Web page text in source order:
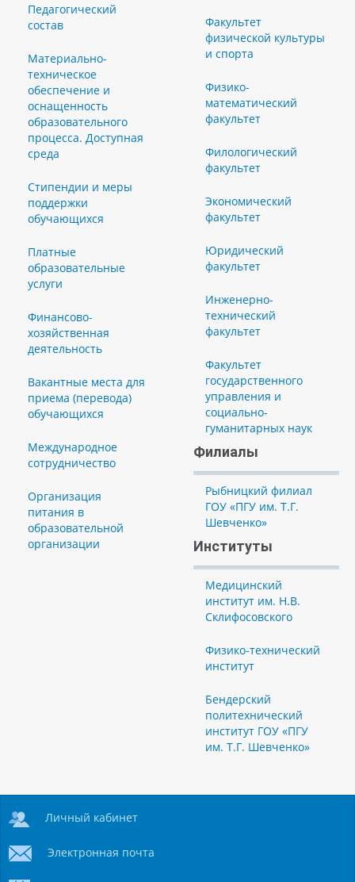
Педагогический
состав
Материально-
техническое
обеспечение и
оснащенность
образовательного
процесса. Доступная
среда
Стипендии и меры
поддержки
обучающихся
Платные
образовательные
услуги
Финансово-
хозяйственная
деятельность
Вакантные места для
приема (перевода)
обучающихся
Международное
сотрудничество
Организация
питания в
образовательной
организации
Факультет
физической культуры
и спорта
Физико-
математический
факультет
Филологический
факультет
Экономический
факультет
Юридический
факультет
Инженерно-
технический
факультет
Факультет
государственного
управления и
социально-
гуманитарных наук
Филиалы
Рыбницкий филиал
ГОУ «ПГУ им. Т.Г.
Шевченко»
Институты
Медицинский
институт им. Н.В.
Склифосовского
Физико-технический
институт
Бендерский
политехнический
институт ГОУ «ПГУ
им. Т.Г. Шевченко»
Личный кабинет
Электронная почта